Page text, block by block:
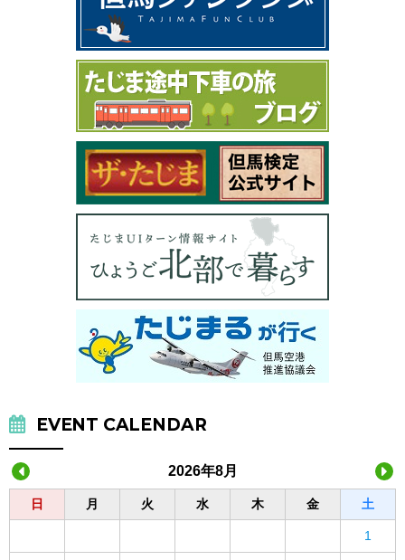
EVENT CALENDAR
2026年8月
日 月 火 水 木 金 土
1